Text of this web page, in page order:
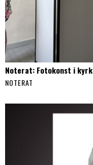
Noterat: Fotokonst i
NOTERAT